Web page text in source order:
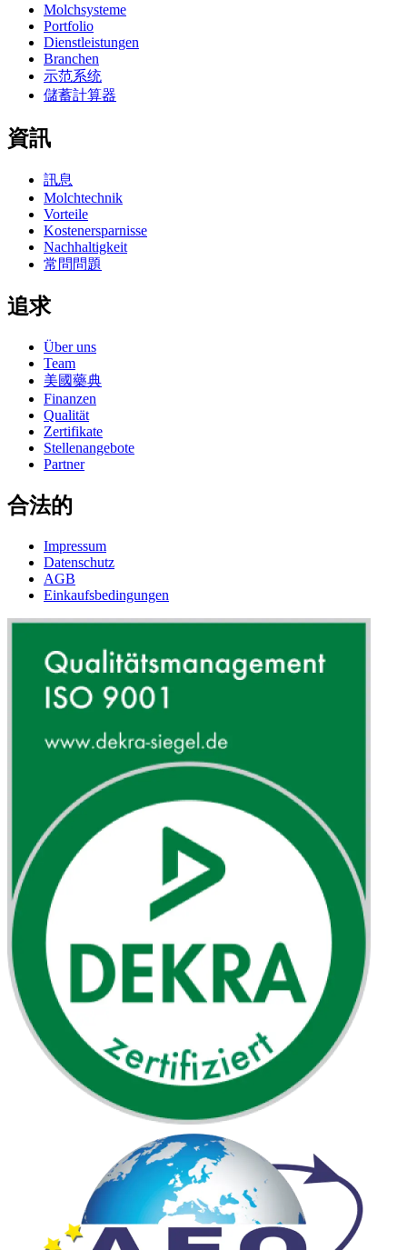
Molchsysteme
Portfolio
Dienstleistungen
Branchen
示范系统
儲蓄計算器
資訊
訊息
Molchtechnik
Vorteile
Kostenersparnisse
Nachhaltigkeit
常問問題
追求
Über uns
Team
美國藥典
Finanzen
Qualität
Zertifikate
Stellenangebote
Partner
合法的
Impressum
Datenschutz
AGB
Einkaufsbedingungen